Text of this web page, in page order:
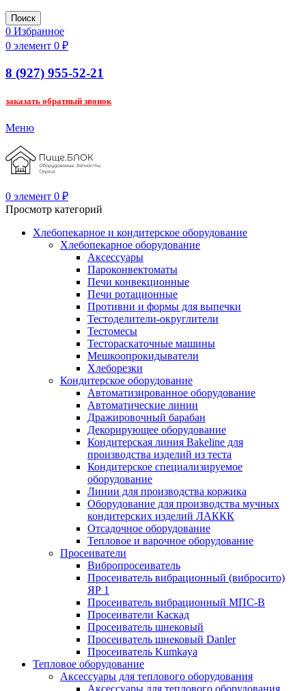
Поиск
0 Избранное
0 элемент 0 ₽
8 (927) 955-52-21
заказать обратный звонок
Меню
0 элемент 0 ₽
Просмотр категорий
Хлебопекарное и кондитерское оборудование
Хлебопекарное оборудование
Аксессуары
Пароконвектоматы
Печи конвекционные
Печи ротационные
Противни и формы для выпечки
Тестоделители-округлители
Тестомесы
Тестораскаточные машины
Мешкоопрокидыватели
Хлеборезки
Кондитерское оборудование
Автоматизированное оборудование
Автоматические линии
Дражировочный барабан
Декорирующее оборудование
Кондитерская линия Bakeline для
производства изделий из теста
Кондитерское специализируемое
оборудование
Линии для производства коржика
Оборудование для производства мучных
кондитерских изделий ЛАККК
Отсадочное оборудование
Тепловое и варочное оборудование
Просеиватели
Вибропросеиватель
Просеиватель вибрационный (вибросито)
ЯР 1
Просеиватель вибрационный МПС-В
Просеиватели Каскад
Просеиватель шнековый
Просеиватель шнековый Danler
Просеиватель Kumkaya
Тепловое оборудование
Аксессуары для теплового оборудования
Аксессуары для теплового оборудования